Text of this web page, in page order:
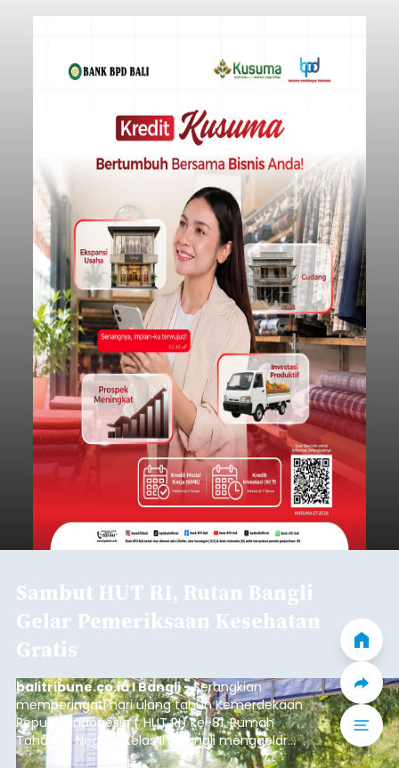
Sambut HUT RI, Rutan Bangli
Gelar Pemeriksaan Kesehatan
Gratis
balitribune.co.id I Bangli -Serangkian
memperingati hari ulang tahun Kemerdekaan
Republik Indonesia ( HUT RI) ke-81, Rumah
Tahanan Negara Kelas II B Bangli menggelar
kegiatan pemeriksaan kesehatan gratis, Rabu